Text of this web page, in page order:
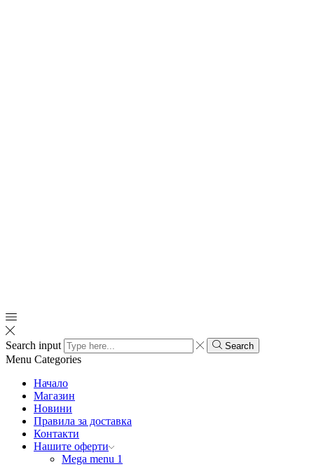
Search input Search
Menu Categories
Начало
Магазин
Новини
Правила за доставка
Контакти
Нашите оферти
Mega menu 1